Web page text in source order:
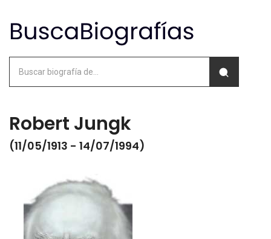
Robert Jungk
(11/05/1913 - 14/07/1994)